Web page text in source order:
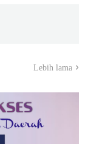
Lebih lama